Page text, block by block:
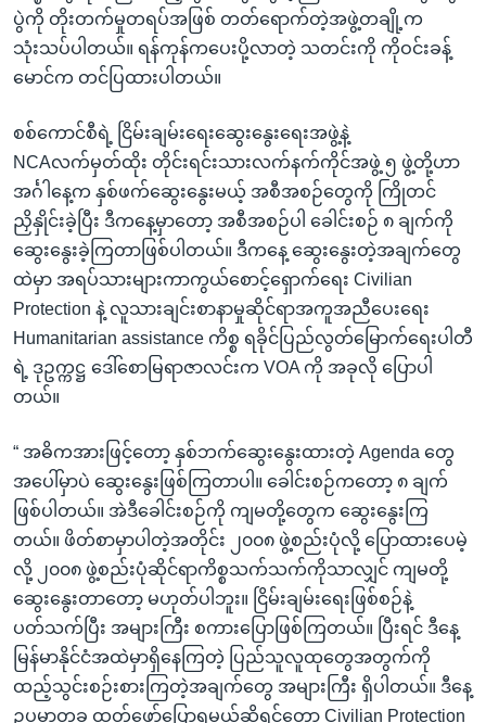
ပွဲကို တိုးတက်မှုတရပ်အဖြစ် တတ်ရောက်တဲ့အဖွဲ့တချို့က
သုံးသပ်ပါတယ်။ ရန်ကုန်ကပေးပို့လာတဲ့ သတင်းကို ကိုဝင်းခန့်
မောင်က တင်ပြထားပါတယ်။
စစ်ကောင်စီရဲ့ ငြိမ်းချမ်းရေးဆွေးနွေးရေးအဖွဲ့နဲ့
NCAလက်မှတ်ထိုး တိုင်းရင်းသားလက်နက်ကိုင်အဖွဲ့ ၅ ဖွဲ့တို့ဟာ
အင်္ဂါနေ့က နှစ်ဖက်ဆွေးနွေးမယ့် အစီအစဉ်တွေကို ကြိုတင်
ညှိနှိုင်းခဲ့ပြီး ဒီကနေ့မှာတော့ အစီအစဉ်ပါ ခေါင်းစဉ် ၈ ချက်ကို
ဆွေးနွေးခဲ့ကြတာဖြစ်ပါတယ်။ ဒီကနေ့ ဆွေးနွေးတဲ့အချက်တွေ
ထဲမှာ အရပ်သားများကာကွယ်စောင့်ရှောက်ရေး Civilian
Protection နဲ့ လူသားချင်းစာနာမှုဆိုင်ရာအကူအညီပေးရေး
Humanitarian assistance ကိစ္စ ရခိုင်ပြည်လွတ်မြောက်ရေးပါတီ
ရဲ့ ဒုဥက္ကဋ္ဌ ဒေါ်စောမြရာဇာလင်းက VOA ကို အခုလို ပြောပါ
တယ်။
“ အဓိကအားဖြင့်တော့ နှစ်ဘက်ဆွေးနွေးထားတဲ့ Agenda တွေ
အပေါ်မှာပဲ ဆွေးနွေးဖြစ်ကြတာပါ။ ခေါင်းစဉ်ကတော့ ၈ ချက်
ဖြစ်ပါတယ်။ အဲဒီခေါင်းစဉ်ကို ကျမတို့တွေက ဆွေးနွေးကြ
တယ်။ ဖိတ်စာမှာပါတဲ့အတိုင်း ၂၀၀၈ ဖွဲ့စည်းပုံလို့ ပြောထားပေမဲ့
လို့ ၂၀၀၈ ဖွဲ့စည်းပုံဆိုင်ရာကိစ္စသက်သက်ကိုသာလျှင် ကျမတို့
ဆွေးနွေးတာတော့ မဟုတ်ပါဘူး။ ငြိမ်းချမ်းရေးဖြစ်စဉ်နဲ့
ပတ်သက်ပြီး အများကြီး စကားပြောဖြစ်ကြတယ်။ ပြီးရင် ဒီနေ့
မြန်မာနိုင်ငံအထဲမှာရှိနေကြတဲ့ ပြည်သူလူထုတွေအတွက်ကို
ထည့်သွင်းစဉ်းစားကြတဲ့အချက်တွေ အများကြီး ရှိပါတယ်။ ဒီနေ့
ဥပမာတခု ထုတ်ဖော်ပြောရမယ်ဆိုရင်တော့ Civilian Protection